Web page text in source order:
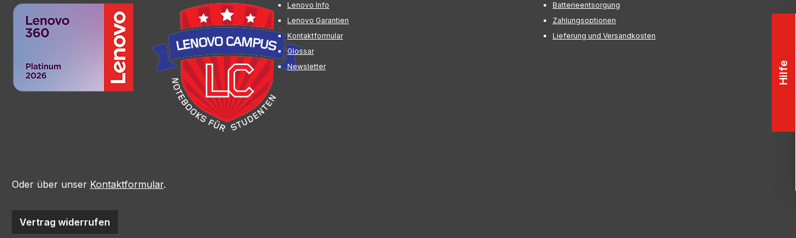
Oder über unser Kontaktformular.
Vertrag widerrufen
Lenovo Info
Lenovo Garantien
Kontaktformular
Glossar
Newsletter
Batterieentsorgung
Zahlungsoptionen
Lieferung und Versandkosten
Hilfe